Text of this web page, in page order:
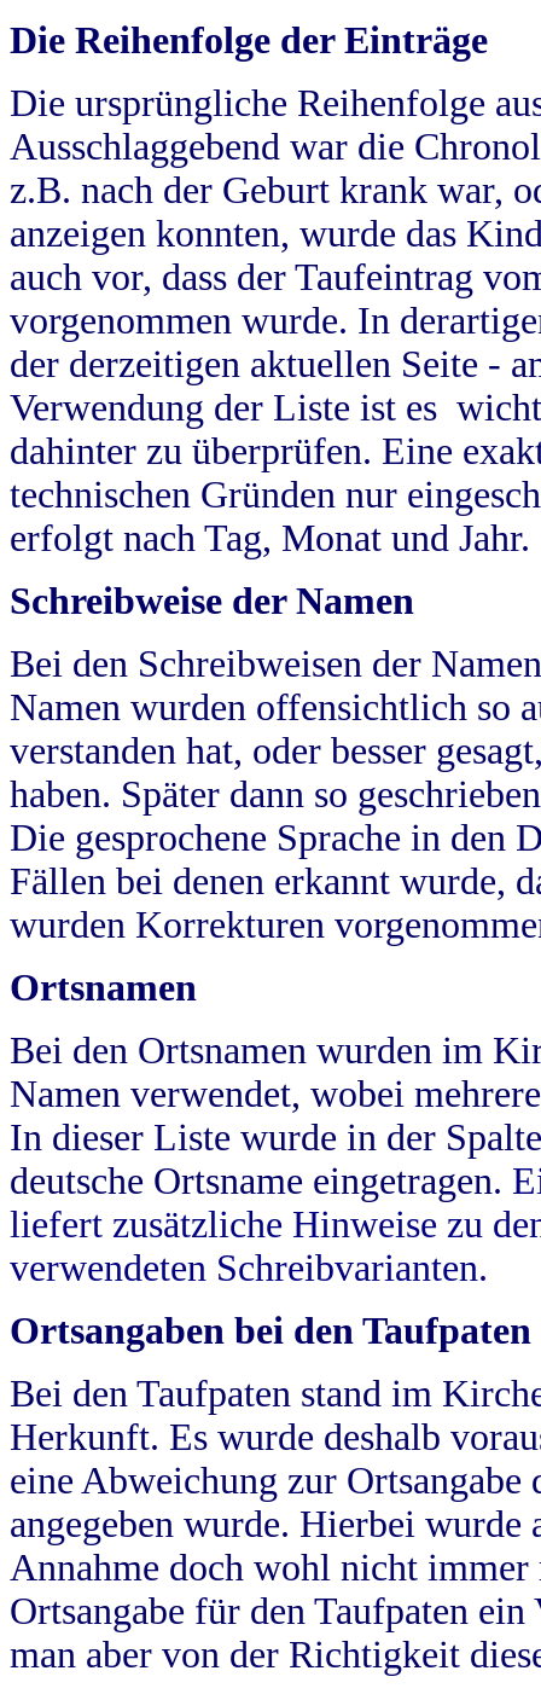
Die Reihenfolge der Einträge
Die ursprüngliche Reihenfolge
Ausschlaggebend war die
z.B. nach der Geburt krank war,
anzeigen konnten, wurde das
auch vor, dass der Taufeintrag
vorgenommen wurde. In
der derzeitigen aktuellen Seite -
Verwendung der Liste ist es
dahinter zu überprüfen. Eine
technischen Gründen nur
erfolgt nach Tag, Monat und Jahr.
Schreibweise der Namen
Bei den Schreibweisen der
Namen wurden offensichtlich so
verstanden hat, oder besser
haben. Später dann so
Die gesprochene Sprache in
Fällen bei denen erkannt wurde,
wurden Korrekturen
Ortsnamen
Bei den Ortsnamen wurden im
Namen verwendet, wobei
In dieser Liste wurde in der
deutsche Ortsname eingetragen.
liefert zusätzliche Hinweise zu
verwendeten Schreibvarianten.
Ortsangaben bei den Taufpaten
Bei den Taufpaten stand im
Herkunft. Es wurde deshalb
eine Abweichung zur
angegeben wurde. Hierbei wurde
Annahme doch wohl nicht
Ortsangabe für den Taufpaten
man aber von der Richtigkeit